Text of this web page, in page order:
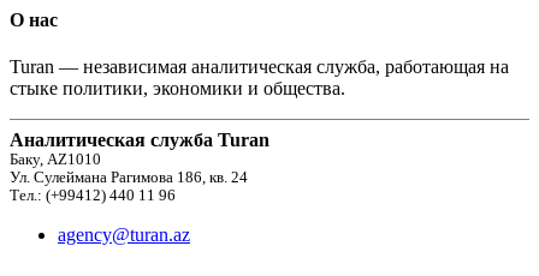
О нас
Turan — независимая аналитическая служба, работающая на
стыке политики, экономики и общества.
Аналитическая служба Turan
Баку, AZ1010
Ул. Сулеймана Рагимова 186, кв. 24
Тел.: (+99412) 440 11 96
agency@turan.az